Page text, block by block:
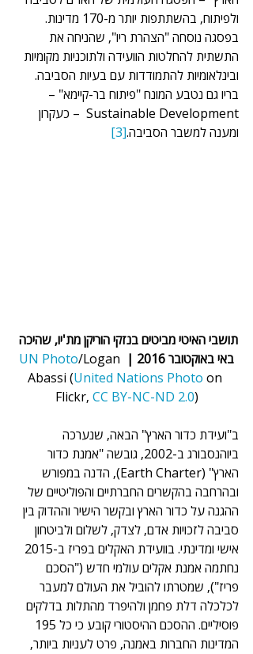
ולפיתוח, בהשתתפות יותר מ-170 מדינות.
בפסגה נוסחה "הצהרת ריו", שהניחה את
התשתית להחלטות הוועידה ולתוכניות מקומיות
ובינלאומיות להתמודדות עם בעיות הסביבה.
בריו גם נטבע המונח "פיתוח בר-קיימא" –
Sustainable Development  – כעקרון
ומענה למשבר הסביבה.[3]
תושבי האיטי מביטים בנזקי הוריקן מת'יו, שהיכה
באי באוקטובר 2016 |
UN Photo/Logan
Abassi (United Nations Photo on
Flickr, CC BY-NC-ND 2.0)
ב"ועידת כדור הארץ" הבאה, שנערכה
ביוהנסבורג ב-2002, גובשה "אמנת כדור
הארץ" (Earth Charter), הדנה במפורש
ובהרחבה בהקשרים החברתיים והפוליטיים של
ההגנה על כדור הארץ ובקשר הישיר וההדוק בין
סביבה לזכויות אדם, לצדק, לשלום ולביטחון
נחתמה אמנת אקלים עולמי חדש ("הסכם
פריז"), שמטרתו להוביל את העולם למעבר
לכלכלה דלת פחמן ולהיפרד מהתלות בדלקים
המדינות החברות באמנה, פרט לעניות ביותר,